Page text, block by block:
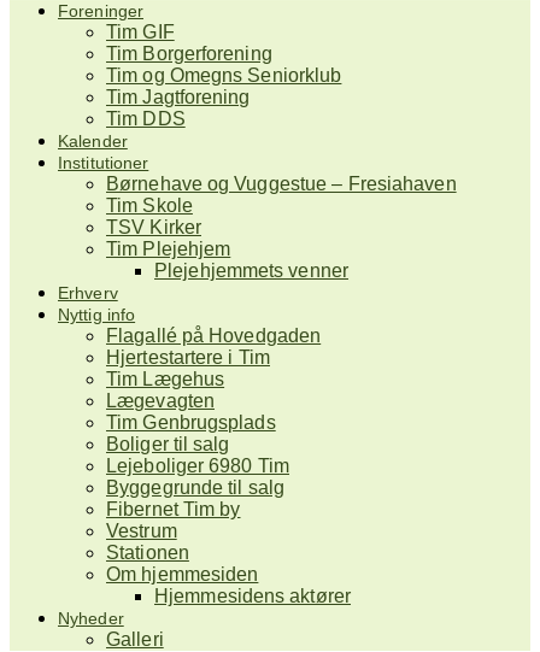
Foreninger
Tim GIF
Tim Borgerforening
Tim og Omegns Seniorklub
Tim Jagtforening
Tim DDS
Kalender
Institutioner
Børnehave og Vuggestue – Fresiahaven
Tim Skole
TSV Kirker
Tim Plejehjem
Plejehjemmets venner
Erhverv
Nyttig info
Flagallé på Hovedgaden
Hjertestartere i Tim
Tim Lægehus
Lægevagten
Tim Genbrugsplads
Boliger til salg
Lejeboliger 6980 Tim
Byggegrunde til salg
Fibernet Tim by
Vestrum
Stationen
Om hjemmesiden
Hjemmesidens aktører
Nyheder
Galleri